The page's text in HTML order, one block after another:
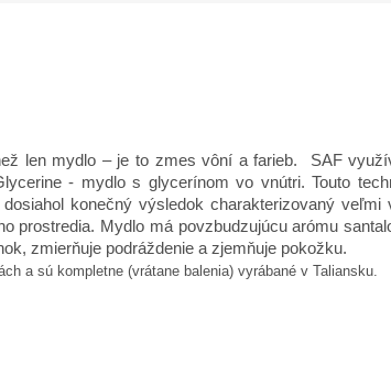
len mydlo – je to zmes vôní a farieb. SAF
- mydlo s glycerínom vo vnútri. Touto
konečný výsledok charakterizovaný
prostredia. Mydlo má povzbudzujúcu arómu
zmierňuje podráždenie a zjemňuje pokožku.
a sú kompletne (vrátane balenia) vyrábané v Taliansku.